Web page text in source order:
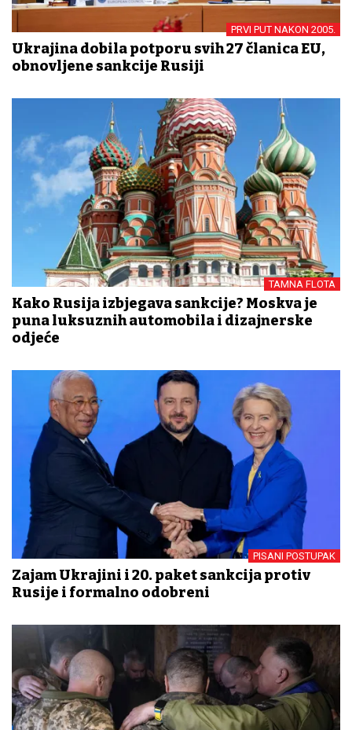
PRVI PUT NAKON 2005.
Ukrajina dobila potporu svih 27 članica EU,
obnovljene sankcije Rusiji
TAMNA FLOTA
Kako Rusija izbjegava sankcije? Moskva je
puna luksuznih automobila i dizajnerske
odjeće
PISANI POSTUPAK
Zajam Ukrajini i 20. paket sankcija protiv
Rusije i formalno odobreni